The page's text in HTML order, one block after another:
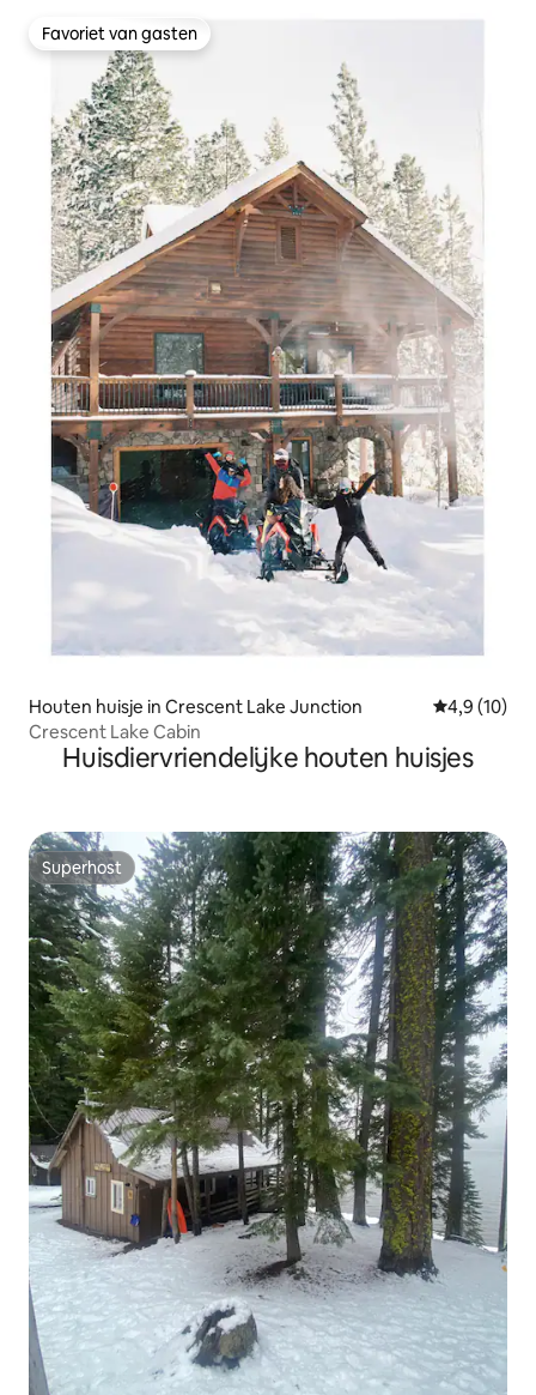
Favoriet van gasten
Favoriet van gasten
Houten huisje in Crescent Lake Junction
4,9 (10)
Crescent Lake Cabin
Huisdiervriendelijke houten huisjes
Superhost
Superhost